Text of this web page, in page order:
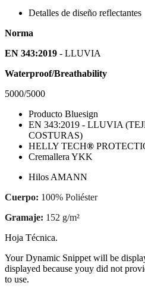
Detalles de diseño reflectantes
Norma
EN 343:2019 - LLUVIA
Waterproof/Breathability
5000/5000
Producto Bluesign
EN 343:2019 - LLUVIA
COSTURAS)
HELLY TECH®
Cremallera YKK
Hilos AMANN
Cuerpo: 100% Poliéster
Gramaje: 152 g/m²
Hoja Técnica.
Your Dynamic Snippet will be
displayed because youy did not
to use.